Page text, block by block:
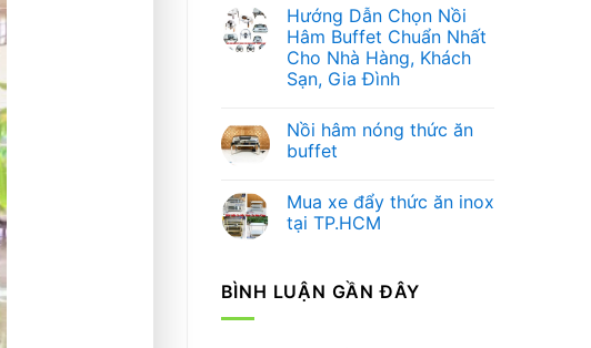
66003:
Nâng
Tầm
Trải
Nghiệm
Ẩm
Nghệ
Thuật
Trang
bình
luận
ở
Hướng
Dẫn
Chọn
Nước
Trái
Cây
Cho
Nhà
Hàng
Hướng Dẫn Chọn Nồi
Hâm Buffet Chuẩn Nhất
Cho Nhà Hàng, Khách
Sạn, Gia Đình
bình
luận
ở
Chọn
Nồi
Hâm
Cho
Nhà
Nồi hâm nóng thức ăn
buffet
bình
luận
ở
thức
ăn
Mua xe đẩy thức ăn inox
tại TP.HCM
luận
ở
BÌNH LUẬN GẦN ĐÂY